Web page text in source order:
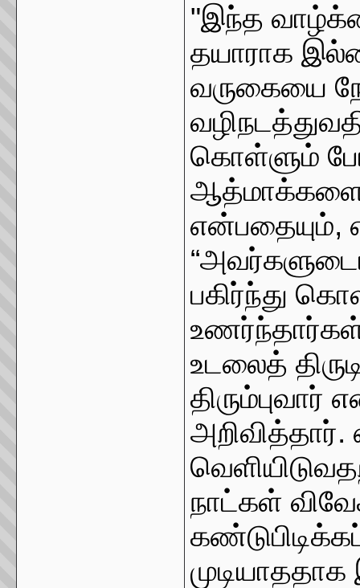
"இந்த
தயாராக
வருகையை
கொள்ளும்
ஆத்மாக்களை
என்பதையும்,
பகிர்ந்து
உடலைத்
திரும்புவார்
நாட்கள்
முடியாததாக